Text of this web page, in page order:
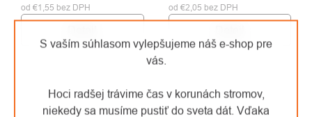
S vaším súhlasom vylepšujeme náš e-shop pre
vás.
Hoci radšej trávime čas v korunách stromov,
niekedy sa musíme pustiť do sveta dát. Vďaka
od €1,55 bez DPH od €2,05 bez DPH